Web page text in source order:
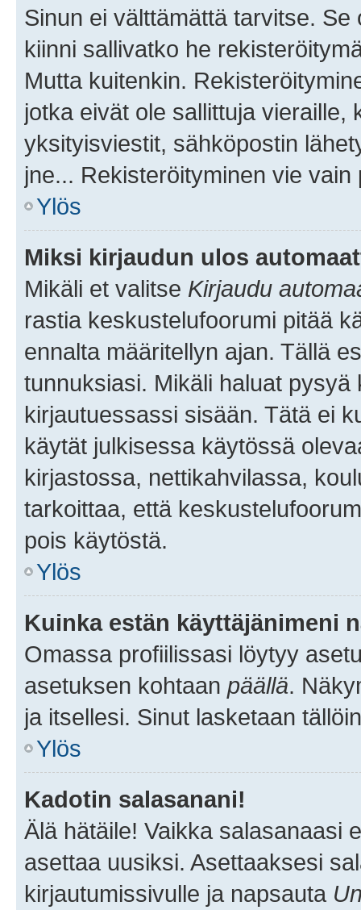
Sinun ei välttämättä tarvitse.
kiinni sallivatko he
Mutta kuitenkin.
jotka eivät ole sallittuja vieraille,
yksityisviestit, sähköpostin
jne... Rekisteröityminen vie
Ylös
Miksi kirjaudun ulos
Mikäli et valitse Kirjaudu
rastia keskustelufoorumi pitää
ennalta määritellyn ajan. Tällä
tunnuksiasi. Mikäli haluat
kirjautuessassi sisään. Tätä ei
käytät julkisessa käytössä
kirjastossa, nettikahvilassa,
tarkoittaa, että
pois käytöstä.
Ylös
Kuinka estän käyttäjänimeni
Omassa profiilissasi löytyy
asetuksen kohtaan päällä.
ja itsellesi. Sinut lasketaan
Ylös
Kadotin salasanani!
Älä hätäile! Vaikka salasanaasi
asettaa uusiksi. Asettaaksesi
kirjautumissivulle ja napsauta